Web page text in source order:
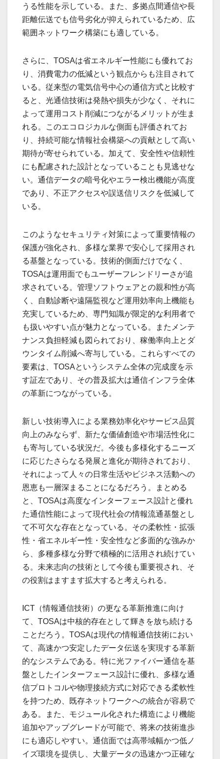
うる性能を示している。また、多拠点間通信や長
距離伝送でも信号劣化が抑えられているため、広
範囲ネットワーク構築にも適している。
さらに、TOSAは省エネルギー性能にも優れてお
り、消費電力の低減という観点からも注目されて
いる。従来型の電気信号中心の通信方式と比較す
ると、光通信技術は発熱や損失が少なく、それに
よって運用コスト削減につながるメリットが生ま
れる。このエコロジカルな側面も評価されてお
り、持続可能な情報社会構築への貢献として高い
期待が寄せられている。加えて、安全性や信頼性
にも配慮された設計となっていることも見逃せな
い。通信データの暗号化やエラー検出機能が高度
であり、不正アクセスや誤送信リスクを低減して
いる。
このようなセキュリティ対策によって重要情報の
保護が強化され、多様な業界で安心して採用され
る基盤となっている。技術的側面だけでなく、
TOSAは運用面でもユーザーフレンドリーさが追
求されている。管理ソフトウェアとの親和性が高
く、自動診断や遠隔監視など運用効率向上機能も
充実しているため、専門知識が限定的な利用者で
も扱いやすい点が魅力となっている。またメンテ
ナンス負担軽減も図られており、稼働率向上とダ
ウンタイム削減へ寄与している。これらすべての
要素は、TOSAというシステム全体の完成度を示
す証左であり、その普及拡大は通信インフラ全体
の革新につながっている。
新しい技術導入による業務効率化やサービス品質
向上のみならず、新たな価値創造や市場活性化に
も寄与している状況だ。今後も多様化するニーズ
に応じたさらなる発展と進化が期待されており、
それによって人々の日常生活やビジネス活動への
恩恵も一層深まることになるだろう。まとめる
と、TOSAは高度なインターフェース設計と優れ
た通信性能によって現代社会の情報流通基盤とし
て不可欠な存在となっている。その柔軟性・拡張
性・省エネルギー性・安全性など多面的な強みか
ら、多種多様な分野で積極的に活用され続けてい
る。未来志向の技術として今後も重要視され、そ
の役割はますます拡大すると考えられる。
ICT（情報通信技術）の更なる革新推進に向け
て、TOSAは中核的存在として輝きを放ち続ける
ことだろう。TOSAは現代の情報通信技術におい
て、高速かつ安定したデータ伝送を実現する革新
的なシステムである。特に光ファイバー通信を基
盤としたインターフェース設計に優れ、多様な通
信プロトコルや物理接続方式に対応できる柔軟性
を持つため、既存ネットワークへの統合が容易で
ある。また、モジュール化された構造により機能
追加やアップグレードが可能で、将来の技術進歩
にも適応しやすい。通信面では高帯域幅かつ低ノ
イズ環境を提供し、大量データの迅速かつ正確な